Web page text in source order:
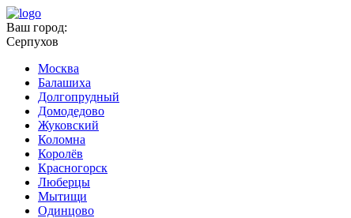
Ваш город:
Серпухов
Москва
Балашиха
Долгопрудный
Домодедово
Жуковский
Коломна
Королёв
Красногорск
Люберцы
Мытищи
Одинцово